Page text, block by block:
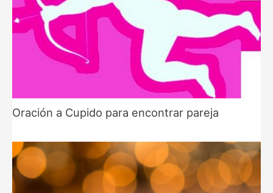
Oración a Cupido para encontrar pareja